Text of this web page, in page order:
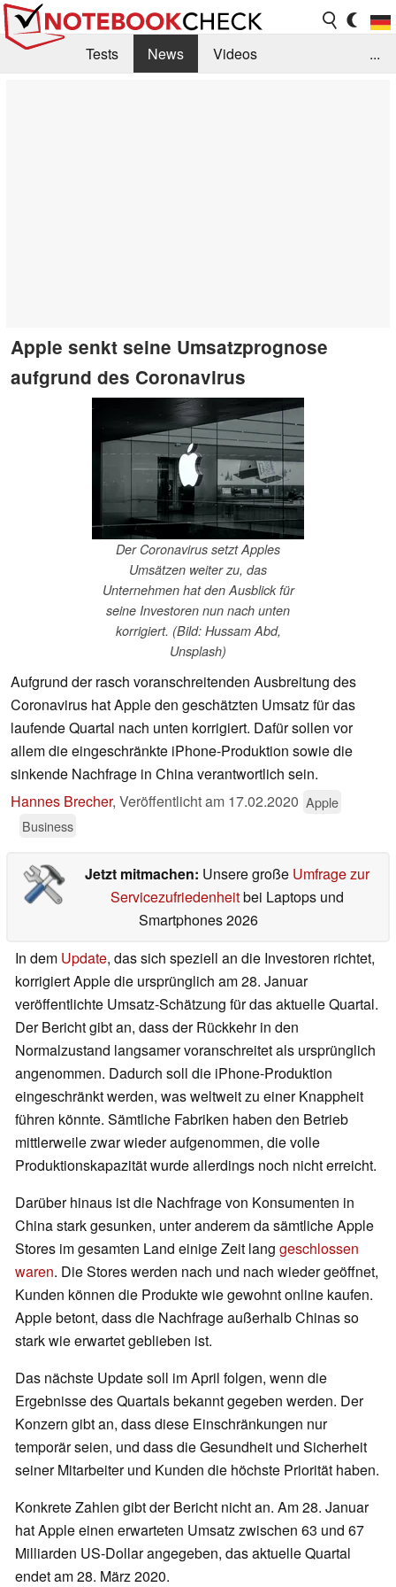
Tests News
Videos
...
Apple senkt seine Umsatzprognose
aufgrund des Coronavirus
Der Coronavirus setzt Apples
Umsätzen weiter zu, das
Unternehmen hat den Ausblick für
seine Investoren nun nach unten
korrigiert. (Bild: Hussam Abd,
Unsplash)
Aufgrund der rasch voranschreitenden Ausbreitung des
Coronavirus hat Apple den geschätzten Umsatz für das
laufende Quartal nach unten korrigiert. Dafür sollen vor
allem die eingeschränkte iPhone-Produktion sowie die
sinkende Nachfrage in China verantwortlich sein.
Hannes Brecher, Veröffentlicht am 17.02.2020 Apple
Business
Jetzt mitmachen: Unsere große Umfrage zur
Servicezufriedenheitbei Laptops und
Smartphones 2026
In dem Update, das sich speziell an die Investoren richtet,
korrigiert Apple die ursprünglich am 28. Januar
veröffentlichte Umsatz-Schätzung für das aktuelle Quartal.
Der Bericht gibt an, dass der Rückkehr in den
Normalzustand langsamer voranschreitet als ursprünglich
angenommen. Dadurch soll die iPhone-Produktion
eingeschränkt werden, was weltweit zu einer Knappheit
führen könnte. Sämtliche Fabriken haben den Betrieb
mittlerweile zwar wieder aufgenommen, die volle
Produktionskapazität wurde allerdings noch nicht erreicht.
Darüber hinaus ist die Nachfrage von Konsumenten in
China stark gesunken, unter anderem da sämtliche Apple
Stores im gesamten Land einige Zeit lang geschlossen
waren. Die Stores werden nach und nach wieder geöffnet,
Kunden können die Produkte wie gewohnt online kaufen.
Apple betont, dass die Nachfrage außerhalb Chinas so
stark wie erwartet geblieben ist.
Das nächste Update soll im April folgen, wenn die
Ergebnisse des Quartals bekannt gegeben werden. Der
Konzern gibt an, dass diese Einschränkungen nur
temporär seien, und dass die Gesundheit und Sicherheit
seiner Mitarbeiter und Kunden die höchste Priorität haben.
Konkrete Zahlen gibt der Bericht nicht an. Am 28. Januar
hat Apple einen erwarteten Umsatz zwischen 63 und 67
Milliarden US-Dollar angegeben, das aktuelle Quartal
endet am 28. März 2020.